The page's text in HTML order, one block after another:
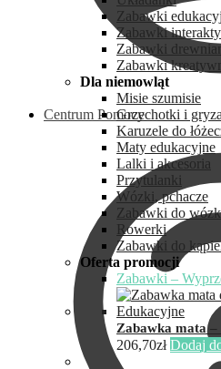
Centrum Pomocy
Zabawki
Zabawki
Zabawki
Zabawki
Dla niemowląt
Misie szumisie
Grzechotki i
Karuzele do
Maty edukacyjne
Lalki i akcesoria
Przytulanki
Wózki, pchacze
Zabawki do
Rowerki
Zabawki do
Oferta promocji
Zabawki –
Zabawka mata
206,70zł Dodaj